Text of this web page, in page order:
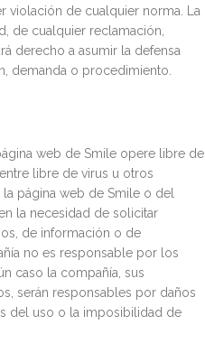
violación de cualquier norma. La
de cualquier reclamación,
derecho a asumir la defensa
demanda o procedimiento.
web de Smile opere libre de
libre de virus u otros
página web de Smile o del
la necesidad de solicitar
de información o de
no es responsable por los
caso la compañía, sus
serán responsables por daños
del uso o la imposibilidad de